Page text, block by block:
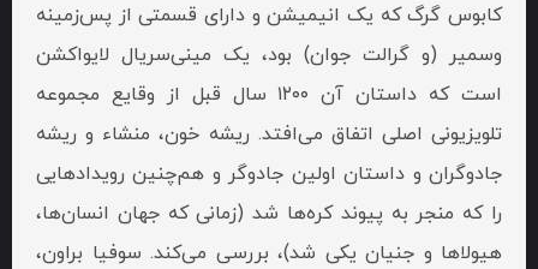
کابوس گرگ که یک انیمیشن و دارای قسمتی از پس‌زمینه
وسمیر (و گرالت جوان) بود، یک مینی‌سریال لایو‌اکشن
است که داستان‌ آن ۱۲۰۰ سال قبل از وقایع مجموعه
تلویزیونی اصلی اتفاق می‌افتد. ریشه خون، منشاء و ریشه
جادوگران و داستان اولین جادوگر و هم‌چنین رویدادهایی
را که منجر به پیوند کره‌ها شد (زمانی که جهان انسان‌ها،
هیولاها و جنیان یکی شد)، بررسی می‌کند. سوفیا براون،